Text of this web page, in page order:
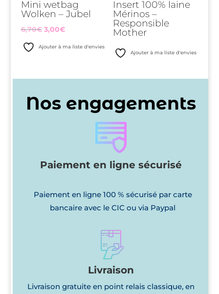
Mini wetbag
Wolken – Jubel
6,70€ Le
6,70€.
3,00€Le
3,00€.
Ajouter à ma liste d'envies
Insert 100% laine
Mérinos –
Responsible
Mother
Ajouter à ma liste d'envies
Nos engagements
Paiement en ligne sécurisé
Paiement en ligne 100 % sécurisé par carte
bancaire avec le CIC ou via Paypal
Livraison
Livraison gratuite en point relais classique, en